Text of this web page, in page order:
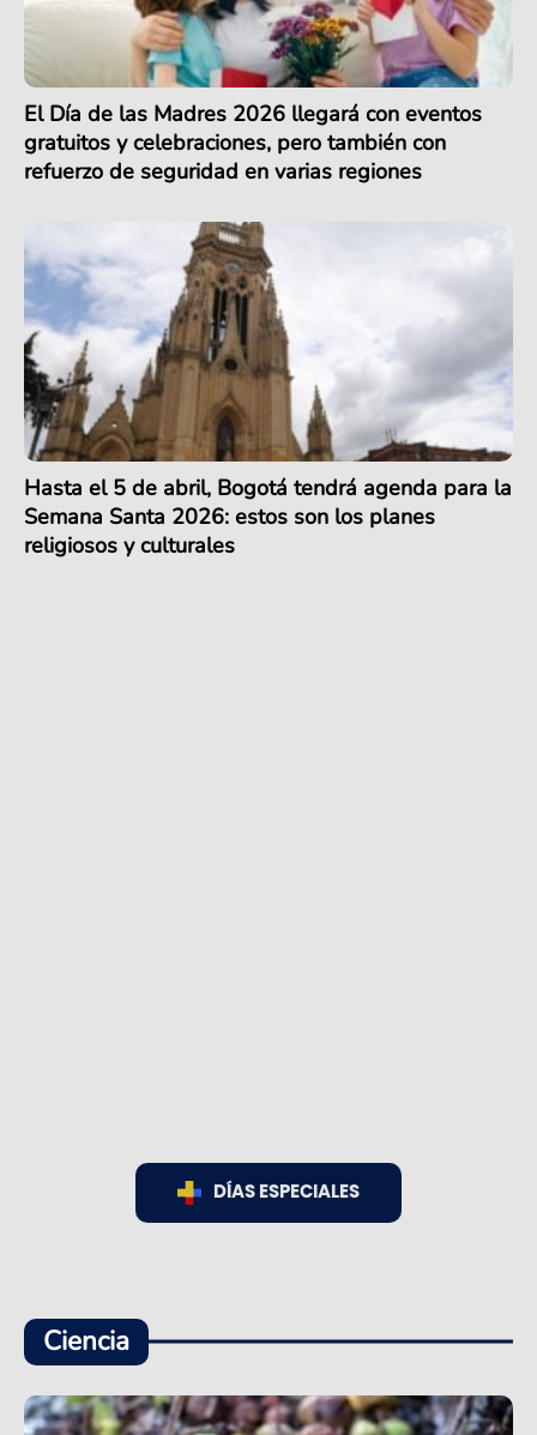
El Día de las Madres 2026 llegará con eventos
gratuitos y celebraciones, pero también con
refuerzo de seguridad en varias regiones
Hasta el 5 de abril, Bogotá tendrá agenda para la
Semana Santa 2026: estos son los planes
religiosos y culturales
DÍAS ESPECIALES
Ciencia